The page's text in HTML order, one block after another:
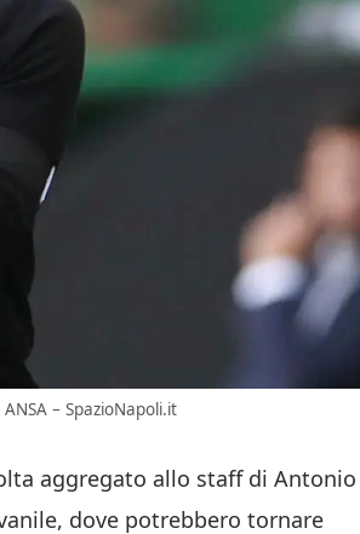
– SpazioNapoli.it
aggregato allo staff di Antonio
dove potrebbero tornare